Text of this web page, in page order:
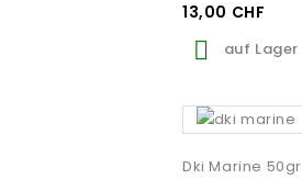
13,00 CHF
 auf Lager
Dki Marine 50gr